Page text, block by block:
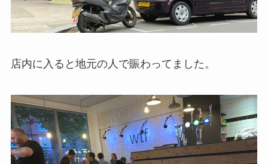
店内に入ると地元の人で賑わってました。